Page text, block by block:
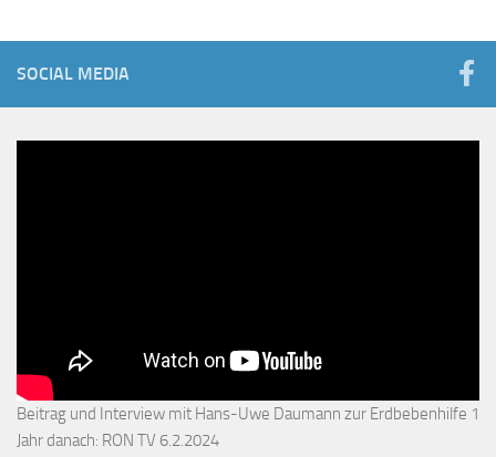
SOCIAL MEDIA
Beitrag und Interview mit Hans-Uwe Daumann zur Erdbebenhilfe 1
Jahr danach: RON TV 6.2.2024